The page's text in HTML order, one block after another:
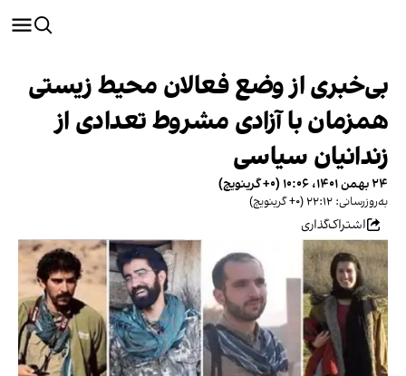
بی‌خبری از وضع فعالان محیط زیستی
همزمان با آزادی مشروط تعدادی از
زندانیان سیاسی
۲۴ بهمن ۱۴۰۱، ۱۰:۰۶ (‎+۰ گرینویچ)
به‌روزرسانی: ۲۲:۱۲ (‎+۰ گرینویچ)
اشتراک‌گذاری